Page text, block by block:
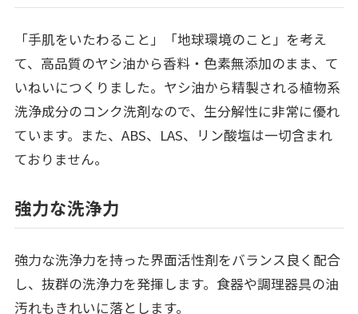
「手肌をいたわること」「地球環境のこと」を考え
て、高品質のヤシ油から香料・色素無添加のまま、て
いねいにつくりました。ヤシ油から精製される植物系
洗浄成分のコンク洗剤なので、生分解性に非常に優れ
ています。また、ABS、LAS、リン酸塩は一切含まれ
ておりません。
強力な洗浄力
強力な洗浄力を持った界面活性剤をバランス良く配合
し、抜群の洗浄力を発揮します。食器や調理器具の油
汚れもきれいに落とします。